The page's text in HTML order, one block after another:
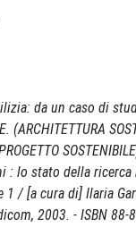
da un caso di
(ARCHITETTURA
: lo stato della
1 / [a cura di] Ilaria
2003. - ISBN 88-